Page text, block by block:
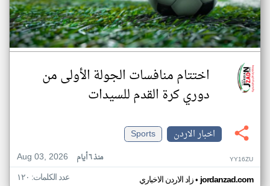
اختتام منافسات الجولة الأولى من
دوري كرة القدم للسيدات
اخبار الاردن
Sports
Aug 03, 2026
منذ ٦ أيام YY16ZU
زاد الاردن الاخباري•jordanzad.com عدد الكلمات: ١٢٠